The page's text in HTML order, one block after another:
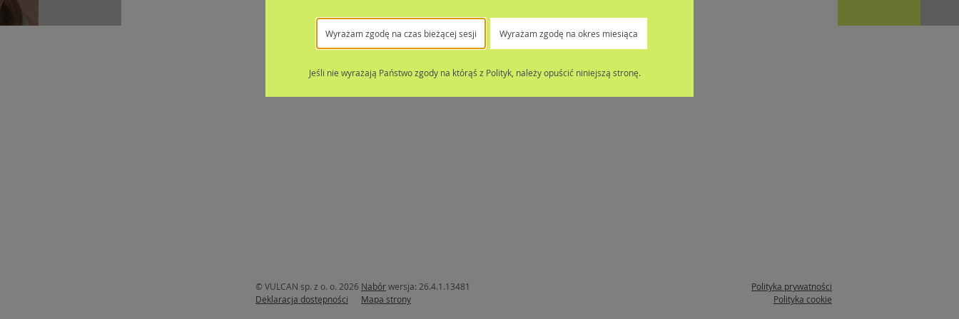
Wyrażam zgodę na czas bieżącej sesji Wyrażam zgodę na okres miesiąca
Jeśli nie wyrażają Państwo zgody na którąś z Polityk, należy opuścić niniejszą stronę.
© VULCAN sp. z o. o. 2026 Nabórwersja: 26.4.1.13481
Polityka prywatności
Deklaracja dostępności
Mapa strony Polityka cookie